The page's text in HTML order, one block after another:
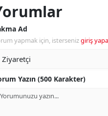
Ad
yapmak için, istersenizgiriş
Yazın (500 Karakter)